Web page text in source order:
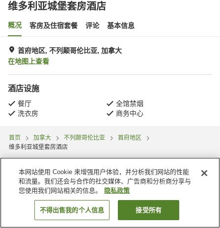
维多利亚城堡套房酒店
概况 客房及住宿套餐 评论 基本信息
首府地区, 不列颠哥伦比亚, 加拿大
在地图上查看
酒店设施
餐厅
全馆禁烟
洗衣房
商务中心
首页 加拿大 不列颠哥伦比亚
首府地区
维多利亚城堡套房酒店
搜索客房
本网站使用 Cookie 来增强用户体验，并分析我们网站的性能
和流量。我们还会与合作的社交媒体、广告商和分析商分享与
您使用我们网站相关的信息。
隐私政策
不得出售我的个人信息 接受所有